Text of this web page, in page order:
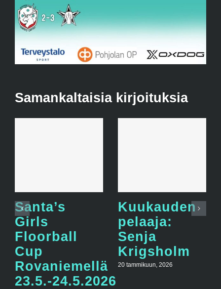
Samankaltaisia kirjoituksia
Santa’s
Girls
Floorball
Cup
Rovaniemellä
23.5.-24.5.2026
Kuukauden
pelaaja:
Senja
Krigsholm
20 tammikuun, 2026